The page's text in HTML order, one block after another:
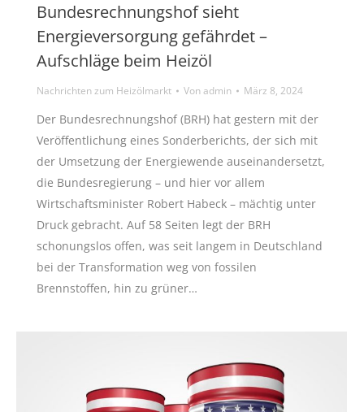
Bundesrechnungshof sieht
Energieversorgung gefährdet –
Aufschläge beim Heizöl
Nachrichten zum Heizölmarkt Vonadmin März 8, 2024
Der Bundesrechnungshof (BRH) hat gestern mit der
Veröffentlichung eines Sonderberichts, der sich mit
der Umsetzung der Energiewende auseinandersetzt,
die Bundesregierung – und hier vor allem
Wirtschaftsminister Robert Habeck – mächtig unter
Druck gebracht. Auf 58 Seiten legt der BRH
schonungslos offen, was seit langem in Deutschland
bei der Transformation weg von fossilen
Brennstoffen, hin zu grüner…